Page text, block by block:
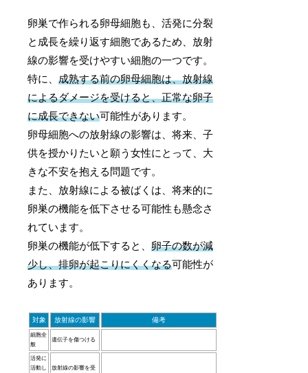
卵巣で作られる卵母細胞も、活発に分裂
と成長を繰り返す細胞であるため、放射
線の影響を受けやすい細胞の一つです。
特に、成熟する前の卵母細胞は、放射線
によるダメージを受けると、正常な卵子
に成長できない可能性があります。
卵母細胞への放射線の影響は、将来、子
供を授かりたいと願う女性にとって、大
きな不安を抱える問題です。
また、放射線による被ばくは、将来的に
卵巣の機能を低下させる可能性も懸念さ
れています。
卵巣の機能が低下すると、卵子の数が減
少し、排卵が起こりにくくなる可能性が
あります。
対象 放射線の影響 備考
細胞全
般
遺伝子を傷つける
活発に
活動し
放射線の影響を受